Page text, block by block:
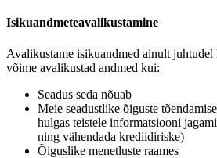
Isikuandmeteavalikustamine
Avalikustame isikuandmed ainult
võime avalikustad andmed kui:
Seadus seda nõuab
Meie seadustlike õiguste
hulgas teistele informatsiooni
ning vähendada krediidiriske)
Õiguslike menetluste raames